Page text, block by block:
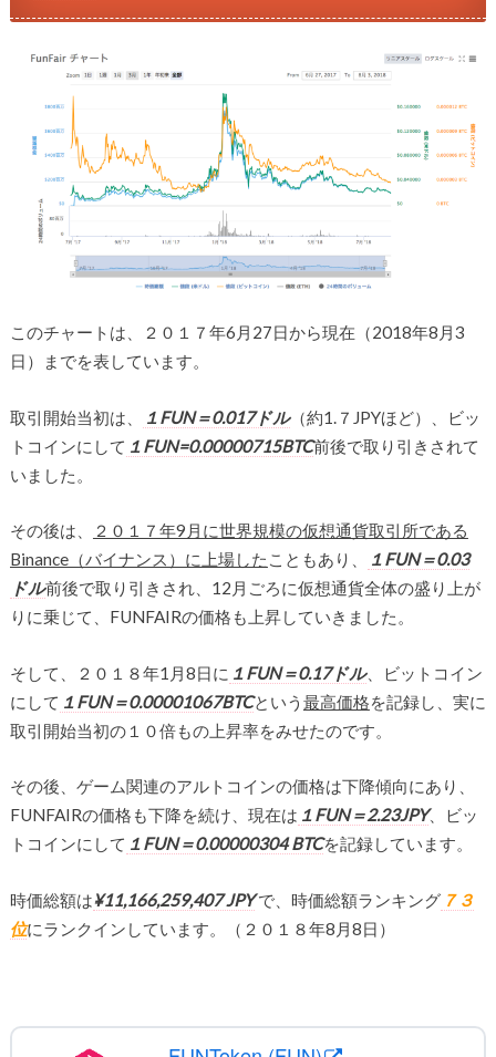
このチャートは、２０１７年6月27日から現在（2018年8月3
日）までを表しています。
取引開始当初は、 １FUN＝0.017ドル（約1.７JPYほど）、ビッ
トコインにして １FUN=0.00000715BTC前後で取り引きされて
いました。
その後は、
２０１７年9月に世界規模の仮想通貨取引所である
Binance（バイナンス）に上場した こともあり、
１FUN＝0.03
ドル前後で取り引きされ、12月ごろに仮想通貨全体の盛り上が
りに乗じて、FUNFAIRの価格も上昇していきました。
そして、２０１８年1月8日に １FUN＝0.17ドル、ビットコイン
にして １FUN＝0.00001067BTCという 最高価格を記録し、実に
取引開始当初の１０倍もの上昇率をみせたのです。
その後、ゲーム関連のアルトコインの価格は下降傾向にあり、
FUNFAIRの価格も下降を続け、現在は １FUN＝2.23JPY、ビッ
トコインにして １FUN＝0.00000304 BTCを記録しています。
時価総額は¥11,166,259,407 JPYで、時価総額ランキング７３
位にランクインしています。（２０１８年8月8日）